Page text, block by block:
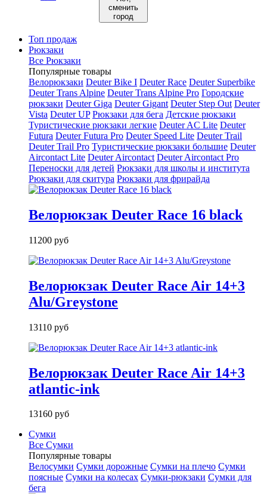
сменить
город
Топ продаж
Рюкзаки
Все Рюкзаки
Популярные товары
Велорюкзаки Deuter Bike I Deuter Race Deuter Superbike
Deuter Trans Alpine Deuter Trans Alpine Pro Городские
рюкзаки Deuter Giga Deuter Gigant Deuter Step Out Deuter
Vista Deuter UP Рюкзаки для бега Детские рюкзаки
Туристические рюкзаки легкие Deuter AС Lite Deuter
Futura Deuter Futura Pro Deuter Speed Lite Deuter Trail
Deuter Trail Pro Туристические рюкзаки большие Deuter
Aircontact Lite Deuter Aircontact Deuter Aircontact Pro
Переноски для детей Рюкзаки для школы и института
Рюкзаки для скитура Рюкзаки для фрирайда
Велорюкзак Deuter Race 16 black
11200 руб
Велорюкзак Deuter Race Air 14+3
Alu/Greystone
13110 руб
Велорюкзак Deuter Race Air 14+3
atlantic-ink
13160 руб
Сумки
Все Сумки
Популярные товары
Велосумки Сумки дорожные Сумки на плечо Сумки
поясные Сумки на колесах Сумки-рюкзаки Сумки для
бега